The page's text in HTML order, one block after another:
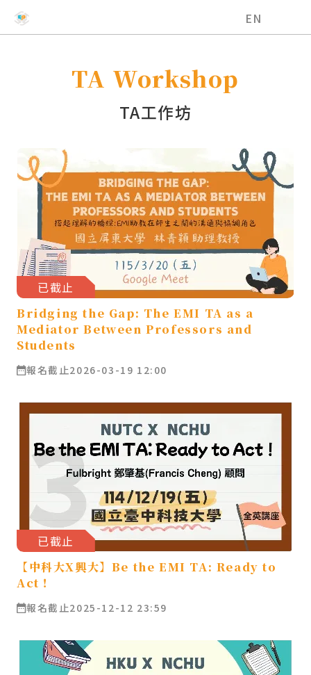
EN
TA Workshop
TA工作坊
已截止
Bridging the Gap: The EMI TA as a
Mediator Between Professors and
Students
報名截止2026-03-19 12:00
已截止
【中科大X興大】Be the EMI TA: Ready to
Act！
報名截止2025-12-12 23:59